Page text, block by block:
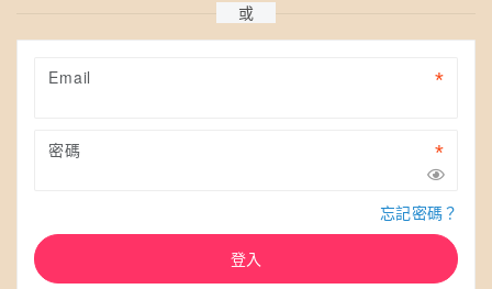
或
Email
密碼
忘記密碼？
登入